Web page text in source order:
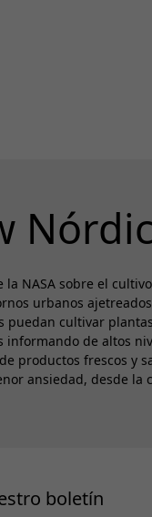
NASA sobre el
urbanos
cultivar
de altos
frescos y
ansiedad, desde la
boletín